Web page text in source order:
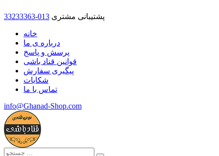
33233363-013 پشتیبانی مشتری
خانه
درباره ی ما
پرسش و پاسخ
قوانین قناد باشی
پیگیری سفارش
شکایات
تماس با ما
info@Ghanad-Shop.com